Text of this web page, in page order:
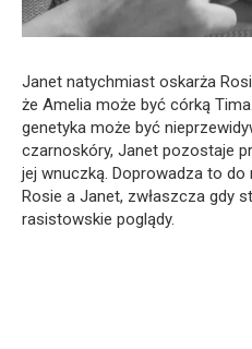
Janet natychmiast oskarża
że Amelia może być córką
genetyka może być
czarnoskóry, Janet pozostaje
jej wnuczką. Doprowadza to
Rosie a Janet, zwłaszcza gdy
rasistowskie poglądy.